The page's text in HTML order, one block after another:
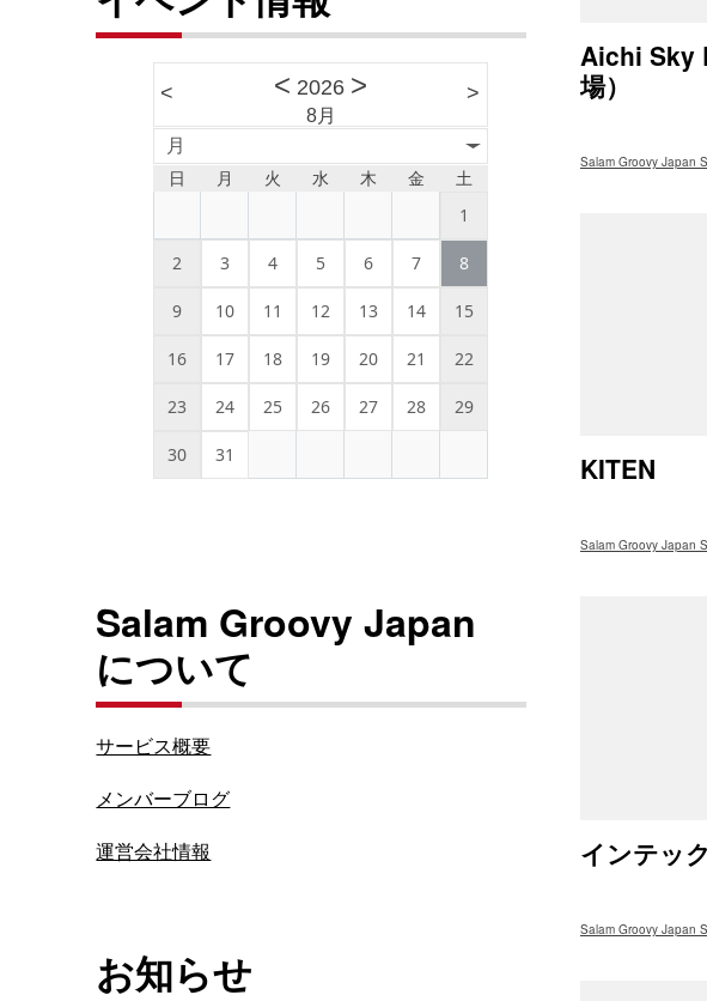
Aichi Sky
場）
Salam Groovy Japan
KITEN
Salam Groovy Japan
インテッ
Salam Groovy Japan
< < 2026 >
8月
>
月
日 月 火 水 木 金 土
1
2 3 4 5 6 7 8
9 10 11 12 13 14 15
16 17 18 19 20 21 22
23 24 25 26 27 28 29
30 31
Salam Groovy Japan
について
サービス概要
メンバーブログ
運営会社情報
お知らせ